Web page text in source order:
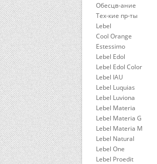
Обесцв-ание
Тех-кие пр-ты
Lebel
Cool Orange
Estessimo
Lebel Edol
Lebel Edol Color
Lebel IAU
Lebel Luquias
Lebel Luviona
Lebel Materia
Lebel Materia G
Lebel Materia M
Lebel Natural
Lebel One
Lebel Proedit